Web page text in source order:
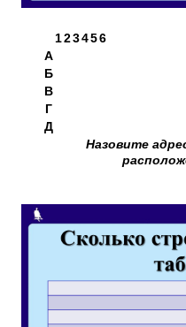
123456
А
Б
В
Г
Д
Назовите